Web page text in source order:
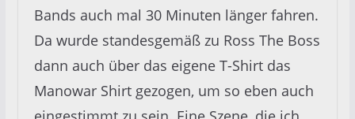
Bands auch mal 30 Minuten länger fahren.
Da wurde standesgemäß zu Ross The Boss
dann auch über das eigene T-Shirt das
Manowar Shirt gezogen, um so eben auch